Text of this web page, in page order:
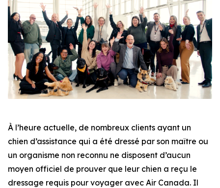
À l’heure actuelle, de nombreux clients ayant un
chien d’assistance qui a été dressé par son maître ou
un organisme non reconnu ne disposent d’aucun
moyen officiel de prouver que leur chien a reçu le
dressage requis pour voyager avec Air Canada. Il